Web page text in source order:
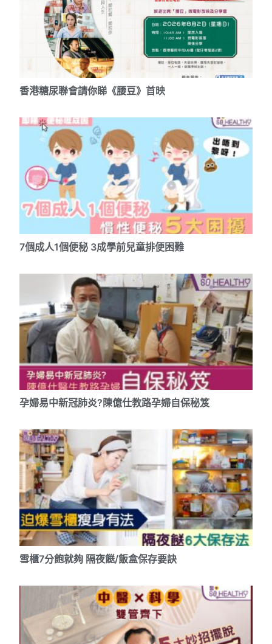
香港糖尿聯會請你睇《腰豆》首映
7個成人1個便秘 3成學前兒童排便困難
孕婦易中新冠肺炎?陳億仕教路孕婦自保秘笈
雪櫃7分飽就夠 隔夜餸/飯盒保存要訣